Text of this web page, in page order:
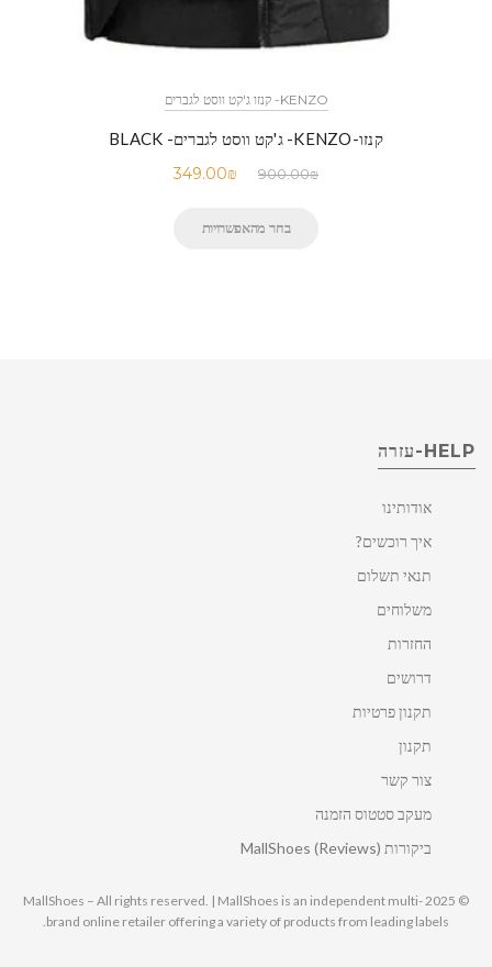
KENZO- קנזו ג'קט ווסט לגברים
קנזו-KENZO- ג'קט ווסט לגברים- BLACK
900.00₪
349.00₪
בחר מהאפשרויות
HELP-עזרה
אודותינו
איך רוכשים?
תנאי תשלום
משלוחים
החזרות
דרושים
תקנון פרטיות
תקנון
צור קשר
מעקב סטטוס הזמנה
ביקורות MallShoes (Reviews)
© 2025 MallShoes – All rights reserved. | MallShoes is an independent multi-
brand online retailer offering a variety of products from leading labels.